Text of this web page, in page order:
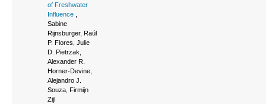
of Freshwater
Influence
Sabine
Rijnsburger, Raúl
P. Flores, Julie
D. Pietrzak,
Alexander R.
Horner-Devine,
Alejandro J.
Souza, Firmijn
Zijl